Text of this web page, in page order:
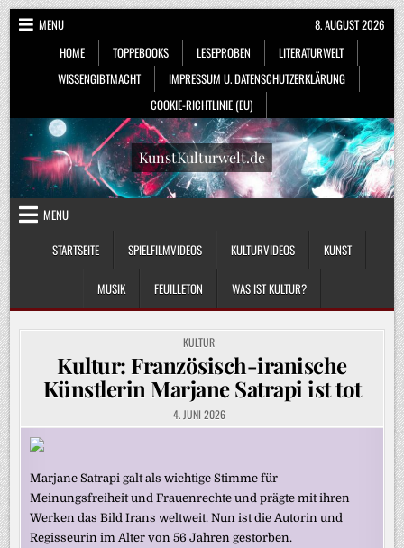
Skip
to
content
MENU
HOME
TOPPEBOOKS LESEPROBEN
LITERATURWELT
WISSENGIBTMACHT
IMPRESSUM U. DATENSCHUTZERKLÄRUNG
COOKIE-RICHTLINIE (EU)
8. AUGUST 2026
KunstKulturwelt.de
MENU
STARTSEITE
SPIELFILMVIDEOS KULTURVIDEOS KUNST
MUSIK FEUILLETON WAS IST KULTUR?
POSTED
IN
KULTUR
Kultur: Französisch-iranische
Künstlerin Marjane Satrapi ist tot
4. JUNI 2026
Marjane Satrapi galt als wichtige Stimme für
Meinungsfreiheit und Frauenrechte und prägte mit ihren
Werken das Bild Irans weltweit. Nun ist die Autorin und
Regisseurin im Alter von 56 Jahren gestorben.